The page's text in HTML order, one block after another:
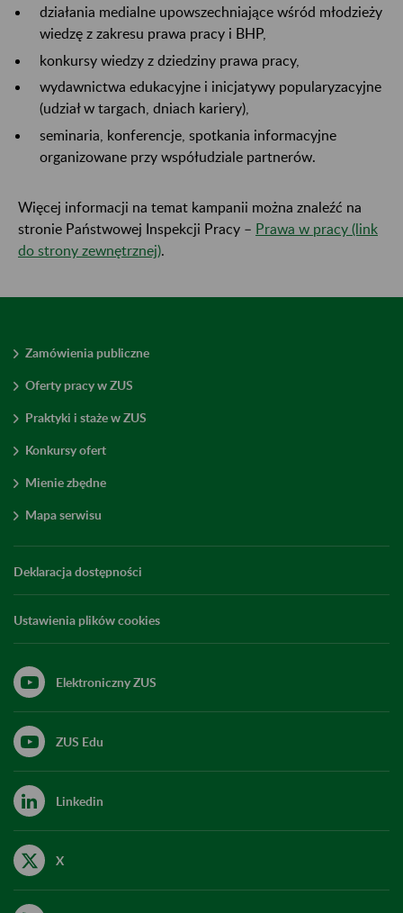
działania medialne upowszechniające wśród młodzieży
wiedzę z zakresu prawa pracy i BHP,
konkursy wiedzy z dziedziny prawa pracy,
wydawnictwa edukacyjne i inicjatywy popularyzacyjne
(udział w targach, dniach kariery),
seminaria, konferencje, spotkania informacyjne
organizowane przy współudziale partnerów.
Więcej informacji na temat kampanii można znaleźć na
stronie Państwowej Inspekcji Pracy – Prawa w pracy (link
do strony zewnętrznej).
Zamówienia publiczne
Oferty pracy w ZUS
Praktyki i staże w ZUS
Konkursy ofert
Mienie zbędne
Mapa serwisu
Deklaracja dostępności
Ustawienia plików cookies
Elektroniczny ZUS
ZUS Edu
Linkedin
X